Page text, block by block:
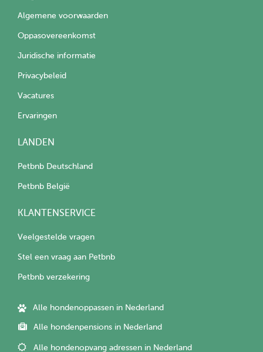
Algemene voorwaarden
Oppasovereenkomst
Juridische informatie
Privacybeleid
Vacatures
Ervaringen
LANDEN
Petbnb Deutschland
Petbnb België
KLANTENSERVICE
Veelgestelde vragen
Stel een vraag aan Petbnb
Petbnb verzekering
Alle hondenoppassen in Nederland
Alle hondenpensions in Nederland
Alle hondenopvang adressen in Nederland